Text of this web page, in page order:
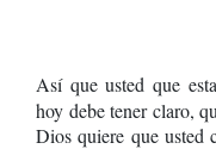
Así que usted que
hoy debe tener claro,
Dios quiere que usted